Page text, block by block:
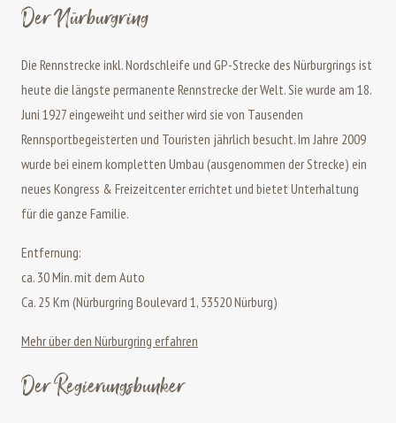
Der Nürburgring
Die Rennstrecke inkl. Nordschleife und GP-Strecke des Nürburgrings ist
heute die längste permanente Rennstrecke der Welt. Sie wurde am 18.
Juni 1927 eingeweiht und seither wird sie von Tausenden
Rennsportbegeisterten und Touristen jährlich besucht. Im Jahre 2009
wurde bei einem kompletten Umbau (ausgenommen der Strecke) ein
neues Kongress & Freizeitcenter errichtet und bietet Unterhaltung
für die ganze Familie.
Entfernung:
ca. 30 Min. mit dem Auto
Ca. 25 Km (Nürburgring Boulevard 1, 53520 Nürburg)
Mehr über den Nürburgring erfahren
Der Regierungsbunker